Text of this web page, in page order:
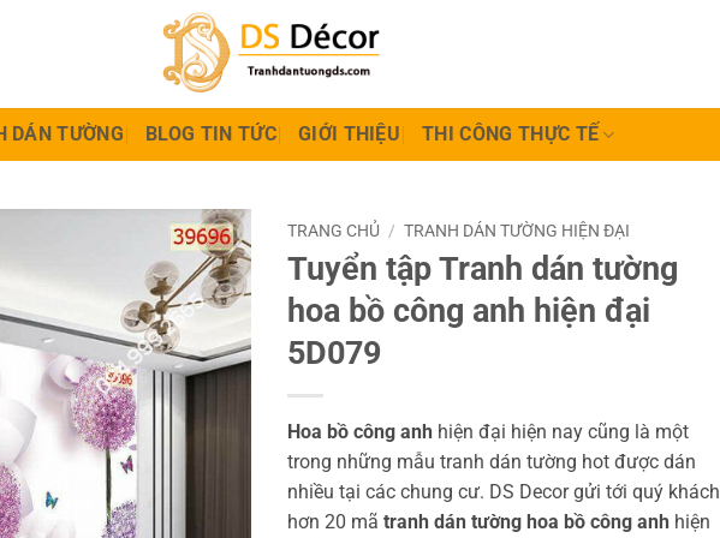
DÁN TƯỜNG BLOG TIN TỨC GIỚI THIỆU THI CÔNG THỰC TẾ
TRANG CHỦ / TRANH DÁN TƯỜNG HIỆN ĐẠI
Tuyển tập Tranh dán tường
hoa bồ công anh hiện đại
5D079
Hoa bồ công anh hiện đại hiện nay cũng là một
trong những mẫu tranh dán tường hot được dán
nhiều tại các chung cư. DS Decor gửi tới quý khách
hơn 20 mã tranh dán tường hoa bồ công anh hiện